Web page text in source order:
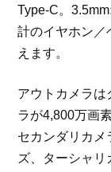
Type-C。
計のイヤホン／
えます。
アウトカメラは
ラが4,800万画
セカンダリカメ
ズ、ターシャ